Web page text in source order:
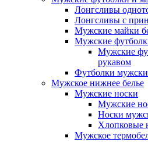
Лонгсливы
Лонгсливы с
Мужские майки
Мужские
Мужские
рукавом
Футболки
Мужское нижнее белье
Мужские носки
Мужские
Носки
Хлопковые
Мужское